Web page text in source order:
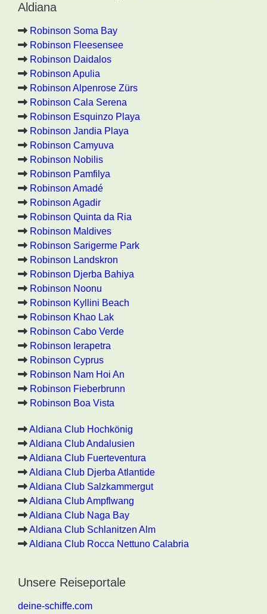
Aldiana
Robinson Soma Bay
Robinson Fleesensee
Robinson Daidalos
Robinson Apulia
Robinson Alpenrose Zürs
Robinson Cala Serena
Robinson Esquinzo Playa
Robinson Jandia Playa
Robinson Camyuva
Robinson Nobilis
Robinson Pamfilya
Robinson Amadé
Robinson Agadir
Robinson Quinta da Ria
Robinson Maldives
Robinson Sarigerme Park
Robinson Landskron
Robinson Djerba Bahiya
Robinson Noonu
Robinson Kyllini Beach
Robinson Khao Lak
Robinson Cabo Verde
Robinson Ierapetra
Robinson Cyprus
Robinson Nam Hoi An
Robinson Fieberbrunn
Robinson Boa Vista
Aldiana Club Hochkönig
Aldiana Club Andalusien
Aldiana Club Fuerteventura
Aldiana Club Djerba Atlantide
Aldiana Club Salzkammergut
Aldiana Club Ampflwang
Aldiana Club Naga Bay
Aldiana Club Schlanitzen Alm
Aldiana Club Rocca Nettuno Calabria
Unsere Reiseportale
deine-schiffe.com